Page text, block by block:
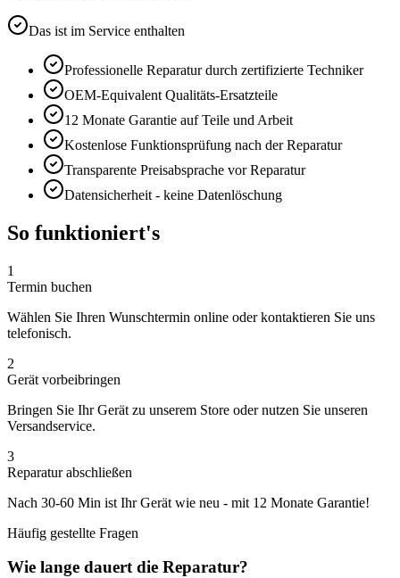
Das ist im Service enthalten
Professionelle Reparatur durch zertifizierte Techniker
OEM-Equivalent Qualitäts-Ersatzteile
12 Monate Garantie auf Teile und Arbeit
Kostenlose Funktionsprüfung nach der Reparatur
Transparente Preisabsprache vor Reparatur
Datensicherheit - keine Datenlöschung
So funktioniert's
1
Termin buchen
Wählen Sie Ihren Wunschtermin online oder kontaktieren Sie uns
telefonisch.
2
Gerät vorbeibringen
Bringen Sie Ihr Gerät zu unserem Store oder nutzen Sie unseren
Versandservice.
3
Reparatur abschließen
Nach 30-60 Min ist Ihr Gerät wie neu - mit 12 Monate Garantie!
Häufig gestellte Fragen
Wie lange dauert die Reparatur?